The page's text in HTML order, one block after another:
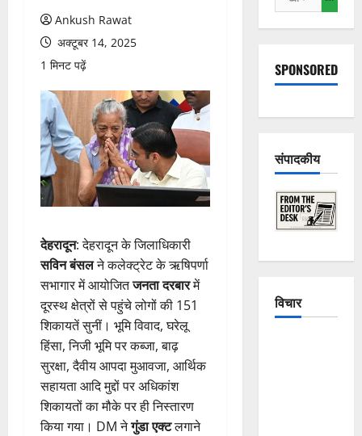
Ankush Rawat
अक्टूबर 14, 2025
1 मिनट पढ़ें
देहरादून: देहरादून के जिलाधिकारी
सविन बंसलने कलेक्ट्रेट के ऋषिपर्णा
सभागार में आयोजितजनता दरबारमें
दूरस्थ क्षेत्रों से पहुंचे लोगों की 151
शिकायतें सुनीं। भूमि विवाद, घरेलू
हिंसा, निजी भूमि पर कब्जा, बाढ़
सुरक्षा, दैवीय आपदा मुआवजा, आर्थिक
सहायता आदि मुद्दों पर अधिकांश
शिकायतों का मौके पर ही निस्तारण
किया गया। DM नेगुंडा एक्टलगाने
को
खोजें:
SPONSORED
संपादकीय
विचार